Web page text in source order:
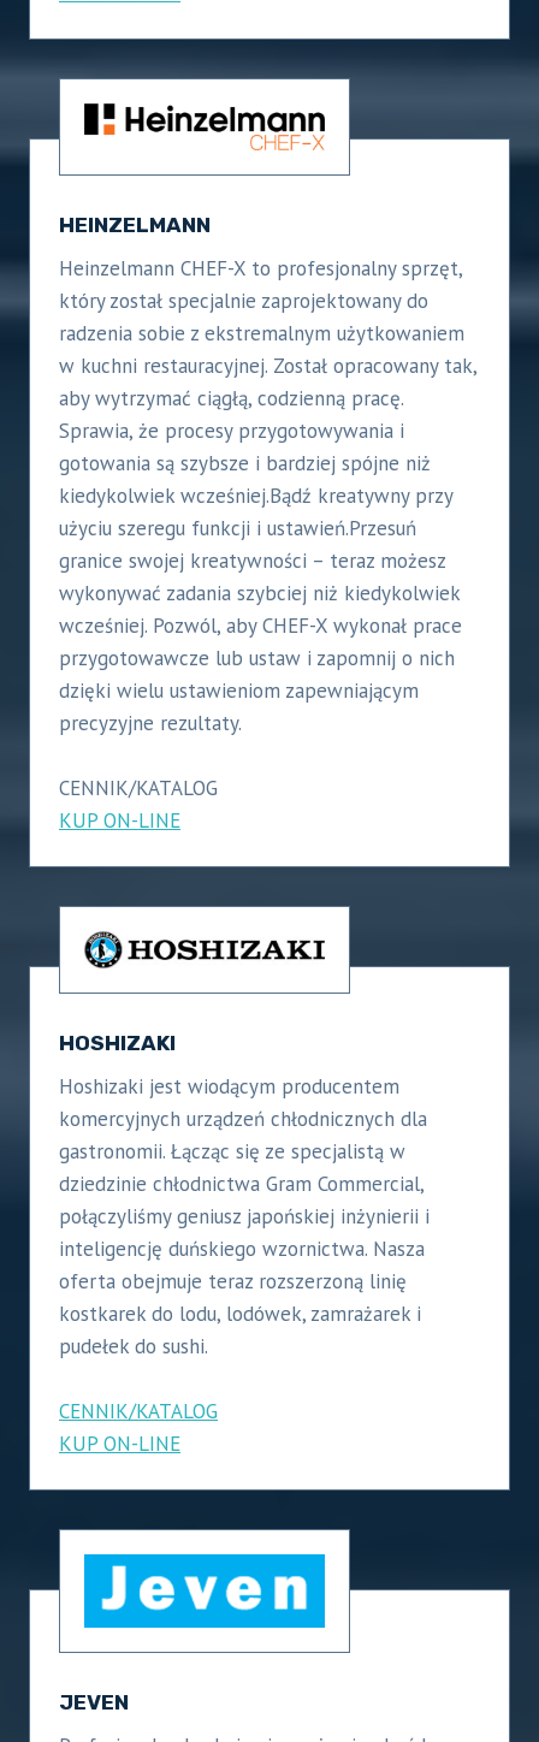
HEINZELMANN
Heinzelmann CHEF-X to profesjonalny sprzęt,
który został specjalnie zaprojektowany do
radzenia sobie z ekstremalnym użytkowaniem
w kuchni restauracyjnej. Został opracowany tak,
aby wytrzymać ciągłą, codzienną pracę.
Sprawia, że procesy przygotowywania i
gotowania są szybsze i bardziej spójne niż
kiedykolwiek wcześniej.Bądź kreatywny przy
użyciu szeregu funkcji i ustawień.Przesuń
granice swojej kreatywności – teraz możesz
wykonywać zadania szybciej niż kiedykolwiek
wcześniej. Pozwól, aby CHEF-X wykonał prace
przygotowawcze lub ustaw i zapomnij o nich
dzięki wielu ustawieniom zapewniającym
precyzyjne rezultaty.
CENNIK/KATALOG
KUP ON-LINE
HOSHIZAKI
Hoshizaki jest wiodącym producentem
komercyjnych urządzeń chłodnicznych dla
gastronomii. Łącząc się ze specjalistą w
dziedzinie chłodnictwa Gram Commercial,
połączyliśmy geniusz japońskiej inżynierii i
inteligencję duńskiego wzornictwa. Nasza
oferta obejmuje teraz rozszerzoną linię
kostkarek do lodu, lodówek, zamrażarek i
pudełek do sushi.
CENNIK/KATALOG
KUP ON-LINE
JEVEN